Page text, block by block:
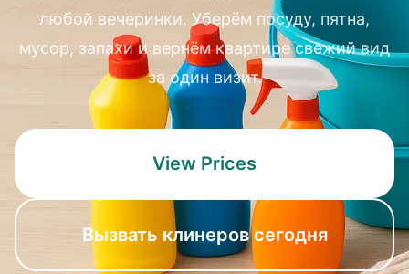
любой вечеринки. Уберём посуду, пятна,
мусор, запахи и вернём квартире свежий вид
за один визит.
View Prices
Вызвать клинеров сегодня